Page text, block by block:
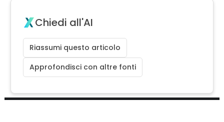
Chiedi all'AI
Riassumi questo articolo
Approfondisci con altre fonti